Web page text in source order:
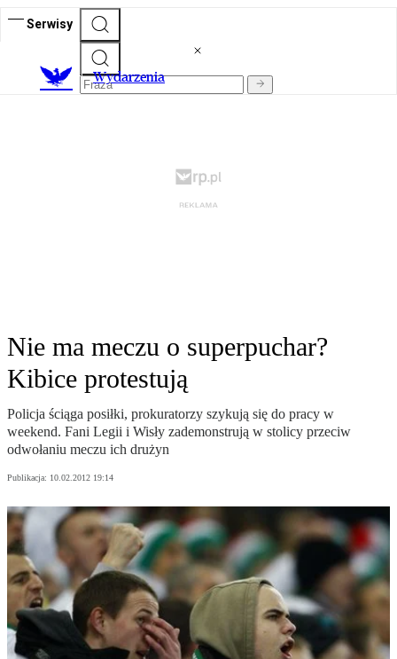
Serwisy
Wydarzenia
Nie ma meczu o superpuchar?
Kibice protestują
Policja ściąga posiłki, prokuratorzy szykują się do pracy w
weekend. Fani Legii i Wisły zademonstrują w stolicy przeciw
odwołaniu meczu ich drużyn
Publikacja: 10.02.2012 19:14